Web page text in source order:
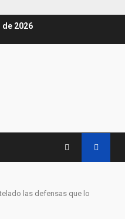
2026
las defensas que lo